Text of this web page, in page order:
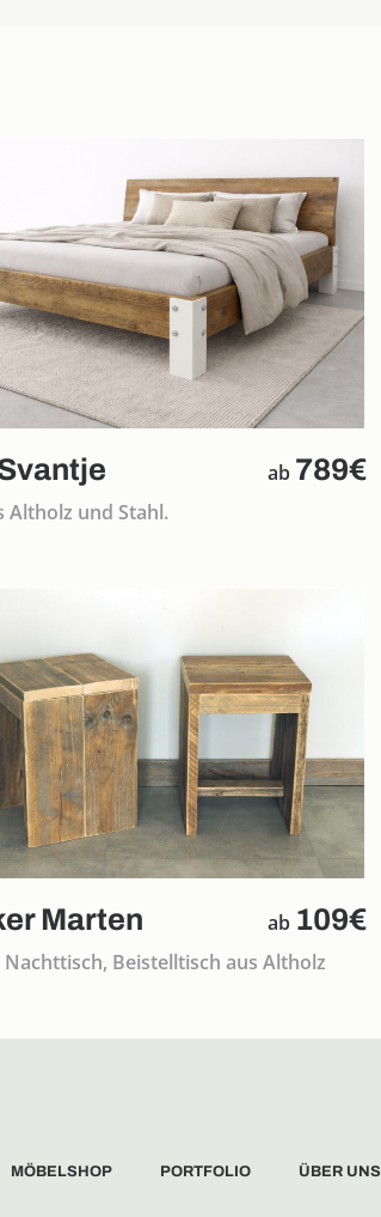
ab 789€
Altholz und Stahl.
Marten ab 109€
Nachttisch, Beistelltisch aus Altholz
MÖBELSHOP PORTFOLIO ÜBER UNS